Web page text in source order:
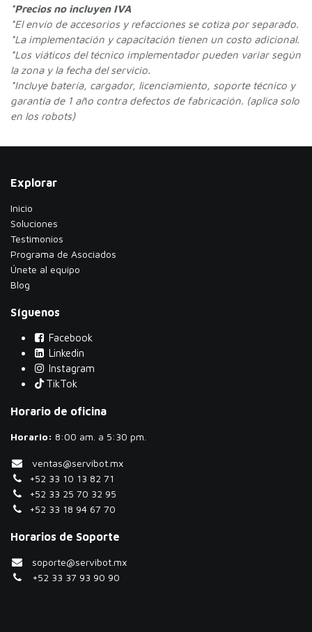
*Precios no incluyen IVA
*El envío de accesorios y refacciones se cotiza por separado.
*La implementación y capacitación tienen un costo adicional.
*Los viáticos del técnico implementador pueden variar según
la zona y la fecha del servicio.
*Incluye batería, cargador, licenciamiento, soporte técnico y
garantía de 1 año contra defectos de fabricación. (aplica solo
en los robots)
Explorar
Inicio
Soluciones
Testimonios
​Programa de Asociados
Únete al equipo
Blog
Síguenos
Facebook
Linkedin
Instagram
TikTok
Horario de oficina
Horario: ​8:00 am. a 5:30 pm.
ventas@servibot.mx
+52 33 10 13 82 71
+52 33 25 70 32 95
+52 33 18 94 67 70
Horarios de Soporte
soporte@servibot.mx
+52 33 37 93 90 90